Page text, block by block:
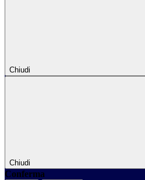
Chiudi
Chiudi
Conferma